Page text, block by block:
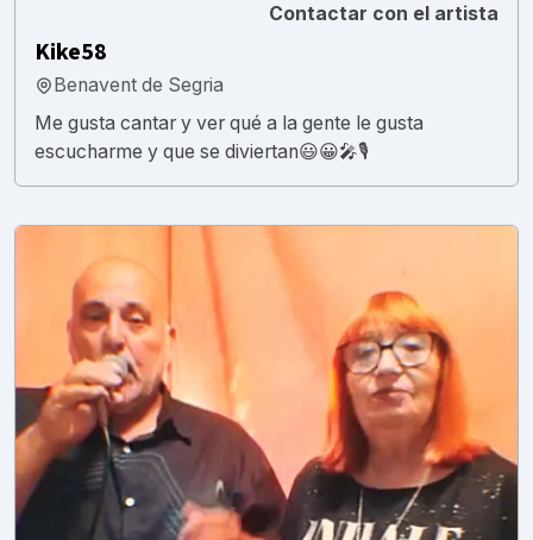
Contactar con el artista
Kike58
Benavent de Segria
Me gusta cantar y ver qué a la gente le gusta
escucharme y que se diviertan😃😀🎤🎙️